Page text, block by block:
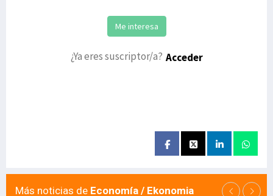
Me interesa
¿Ya eres suscriptor/a? Acceder
Más noticias de Economía / Ekonomia